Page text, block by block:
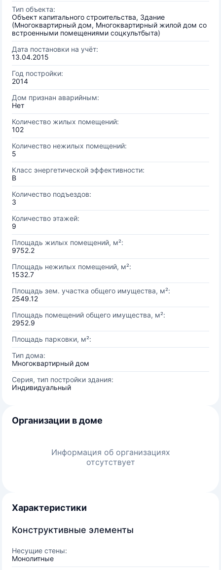
Тип объекта:
Объект капитального строительства, Здание
(Многоквартирный дом, Многоквартирный жилой дом со
встроенными помещениями соцкультбыта)
Дата постановки на учёт:
13.04.2015
Год постройки:
2014
Дом признан аварийным:
Нет
Количество жилых помещений:
102
Количество нежилых помещений:
5
Класс энергетической эффективности:
B
Количество подъездов:
3
Количество этажей:
9
Площадь жилых помещений, м²:
9752.2
Площадь нежилых помещений, м²:
1532.7
Площадь зем. участка общего имущества, м²:
2549.12
Площадь помещений общего имущества, м²:
2952.9
Площадь парковки, м²:
Тип дома:
Многоквартирный дом
Серия, тип постройки здания:
Индивидуальный
Организации в доме
Информация об организациях
отсутствует
Характеристики
Конструктивные элементы
Несущие стены:
Монолитные